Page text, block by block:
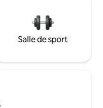
Salle de sport